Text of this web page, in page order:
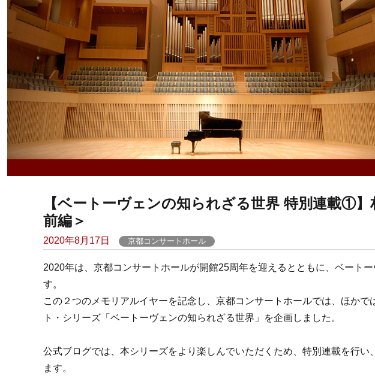
【ベートーヴェンの知られざる世界 特別連載①
前編＞
Posted
2020年8月17日 京都コンサートホール
2020年は、京都コンサートホールが開館25周年を迎えるとともに、ベート
す。
この２つのメモリアルイヤーを記念し、京都コンサートホールでは、ほか
ト・シリーズ「ベートーヴェンの知られざる世界」を企画しました。
公式ブログでは、本シリーズをより楽しんでいただくため、特別連載を行い
ます。